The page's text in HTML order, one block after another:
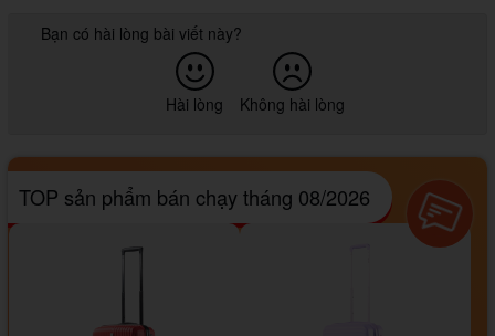
Bạn có hài lòng bài viết này?
Hài lòng Không hài lòng
TOP sản phẩm bán chạy tháng 08/2026